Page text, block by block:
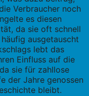
Verbraucher noch
es diesen
da sie oft schnell
ausgetauscht
lebt das
Einfluss auf die
sie für zahllose
der Jahre genossen
bleibt.